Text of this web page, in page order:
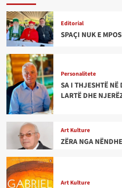
Editorial
SPAÇI NUK E
Personalitete
SA I THJESHTË
LARTË DHE
Art Kulture
ZËRA NGA
Art Kulture